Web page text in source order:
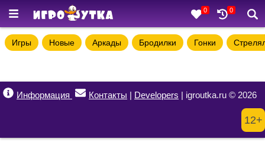
0 0
Игры Новые Аркады Бродилки Гонки
Информация Контакты | Developers | igroutka.ru © 2026
12+